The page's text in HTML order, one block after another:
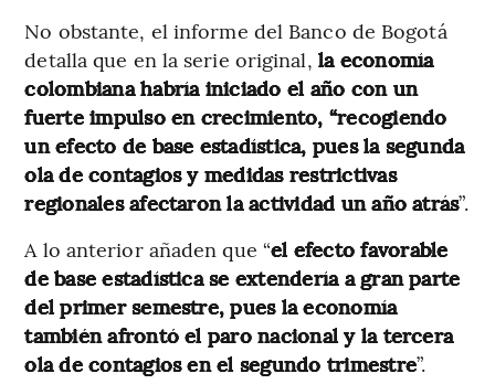
No obstante, el informe del Banco de Bogotá
detalla que en la serie original, la economía
colombiana habría iniciado el año con un
fuerte impulso en crecimiento, “recogiendo
un efecto de base estadística, pues la segunda
ola de contagios y medidas restrictivas
regionales afectaron la actividad un año atrás”.
A lo anterior añaden que “el efecto favorable
de base estadística se extendería a gran parte
del primer semestre, pues la economía
también afrontó el paro nacional y la tercera
ola de contagios en el segundo trimestre”.